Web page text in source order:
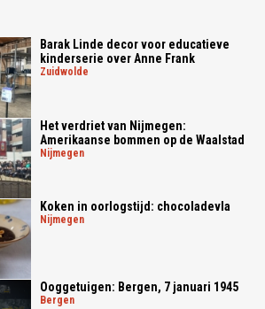
Barak Linde decor voor educatieve
kinderserie over Anne Frank
zuidwolde
Het verdriet van Nijmegen:
Amerikaanse bommen op de Waalstad
nijmegen
Koken in oorlogstijd: chocoladevla
nijmegen
Ooggetuigen: Bergen, 7 januari 1945
bergen